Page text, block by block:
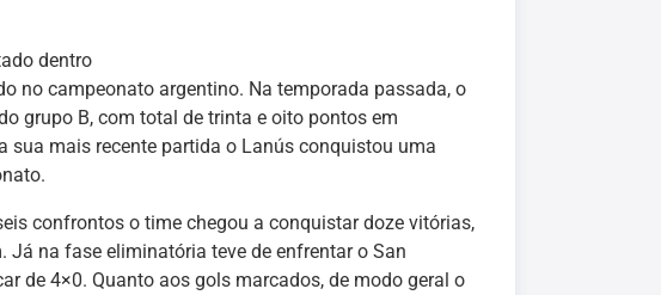
dentro
no campeonato argentino. Na temporada passada, o
grupo B, com total de trinta e oito pontos em
sua mais recente partida o Lanús conquistou uma
confrontos o time chegou a conquistar doze vitórias,
na fase eliminatória teve de enfrentar o San
de 4×0. Quanto aos gols marcados, de modo geral o